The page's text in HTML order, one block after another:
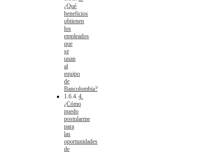
¿Qué
beneficios
obtienen
los
empleados
que
se
unan
al
equipo
de
Bancolombia?
4.
¿Cómo
puedo
postularme
para
las
oportunidades
de